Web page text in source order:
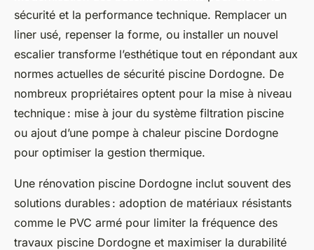
sécurité et la performance technique. Remplacer un
liner usé, repenser la forme, ou installer un nouvel
escalier transforme l’esthétique tout en répondant aux
normes actuelles de sécurité piscine Dordogne. De
nombreux propriétaires optent pour la mise à niveau
technique : mise à jour du système filtration piscine
ou ajout d’une pompe à chaleur piscine Dordogne
pour optimiser la gestion thermique.
Une rénovation piscine Dordogne inclut souvent des
solutions durables : adoption de matériaux résistants
comme le PVC armé pour limiter la fréquence des
travaux piscine Dordogne et maximiser la durabilité